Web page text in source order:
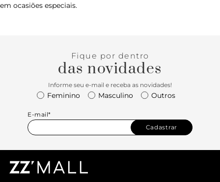
em ocasiões especiais.
Fique por dentro
das novidades
Informe seu e-mail e receba as novidades!
Feminino Masculino Outros
E-mail*
Cadastrar